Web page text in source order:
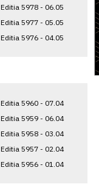
Editia 5978 - 06.05
Editia 5977 - 05.05
Editia 5976 - 04.05
Editia 5960 - 07.04
Editia 5959 - 06.04
Editia 5958 - 03.04
Editia 5957 - 02.04
Editia 5956 - 01.04